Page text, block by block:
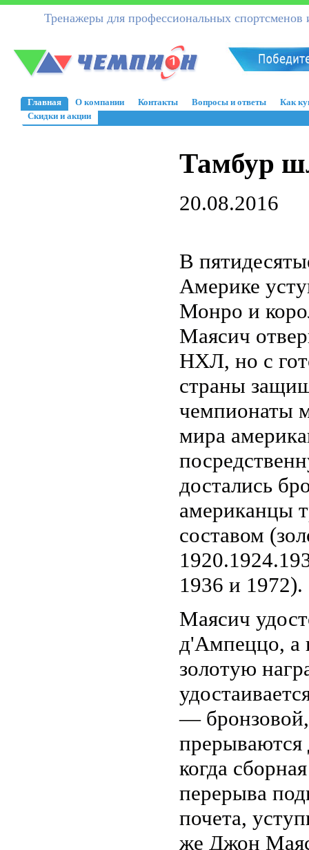
Тренажеры для профессиональных спортсменов
Главная О компании Контакты Вопросы и ответы
Как
Скидки и акции
Тамбур
20.08.2016
В
Америке
Монро и
Маясич
НХЛ, но с
страны
чемпионаты
мира
достались
американцы
составом
1936 и 1972).
Маясич
д'Ампеццо, а
золотую
—
когда
перерыва
почета,
же Джон